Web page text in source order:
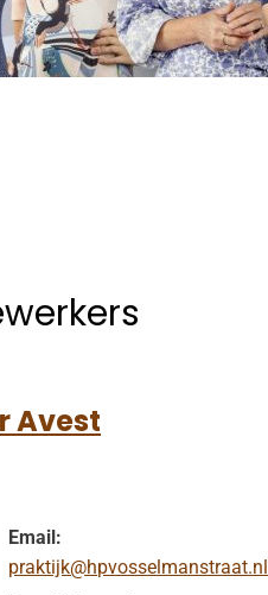
Avest
Email:
praktijk@hpvosselmanstraat.nl